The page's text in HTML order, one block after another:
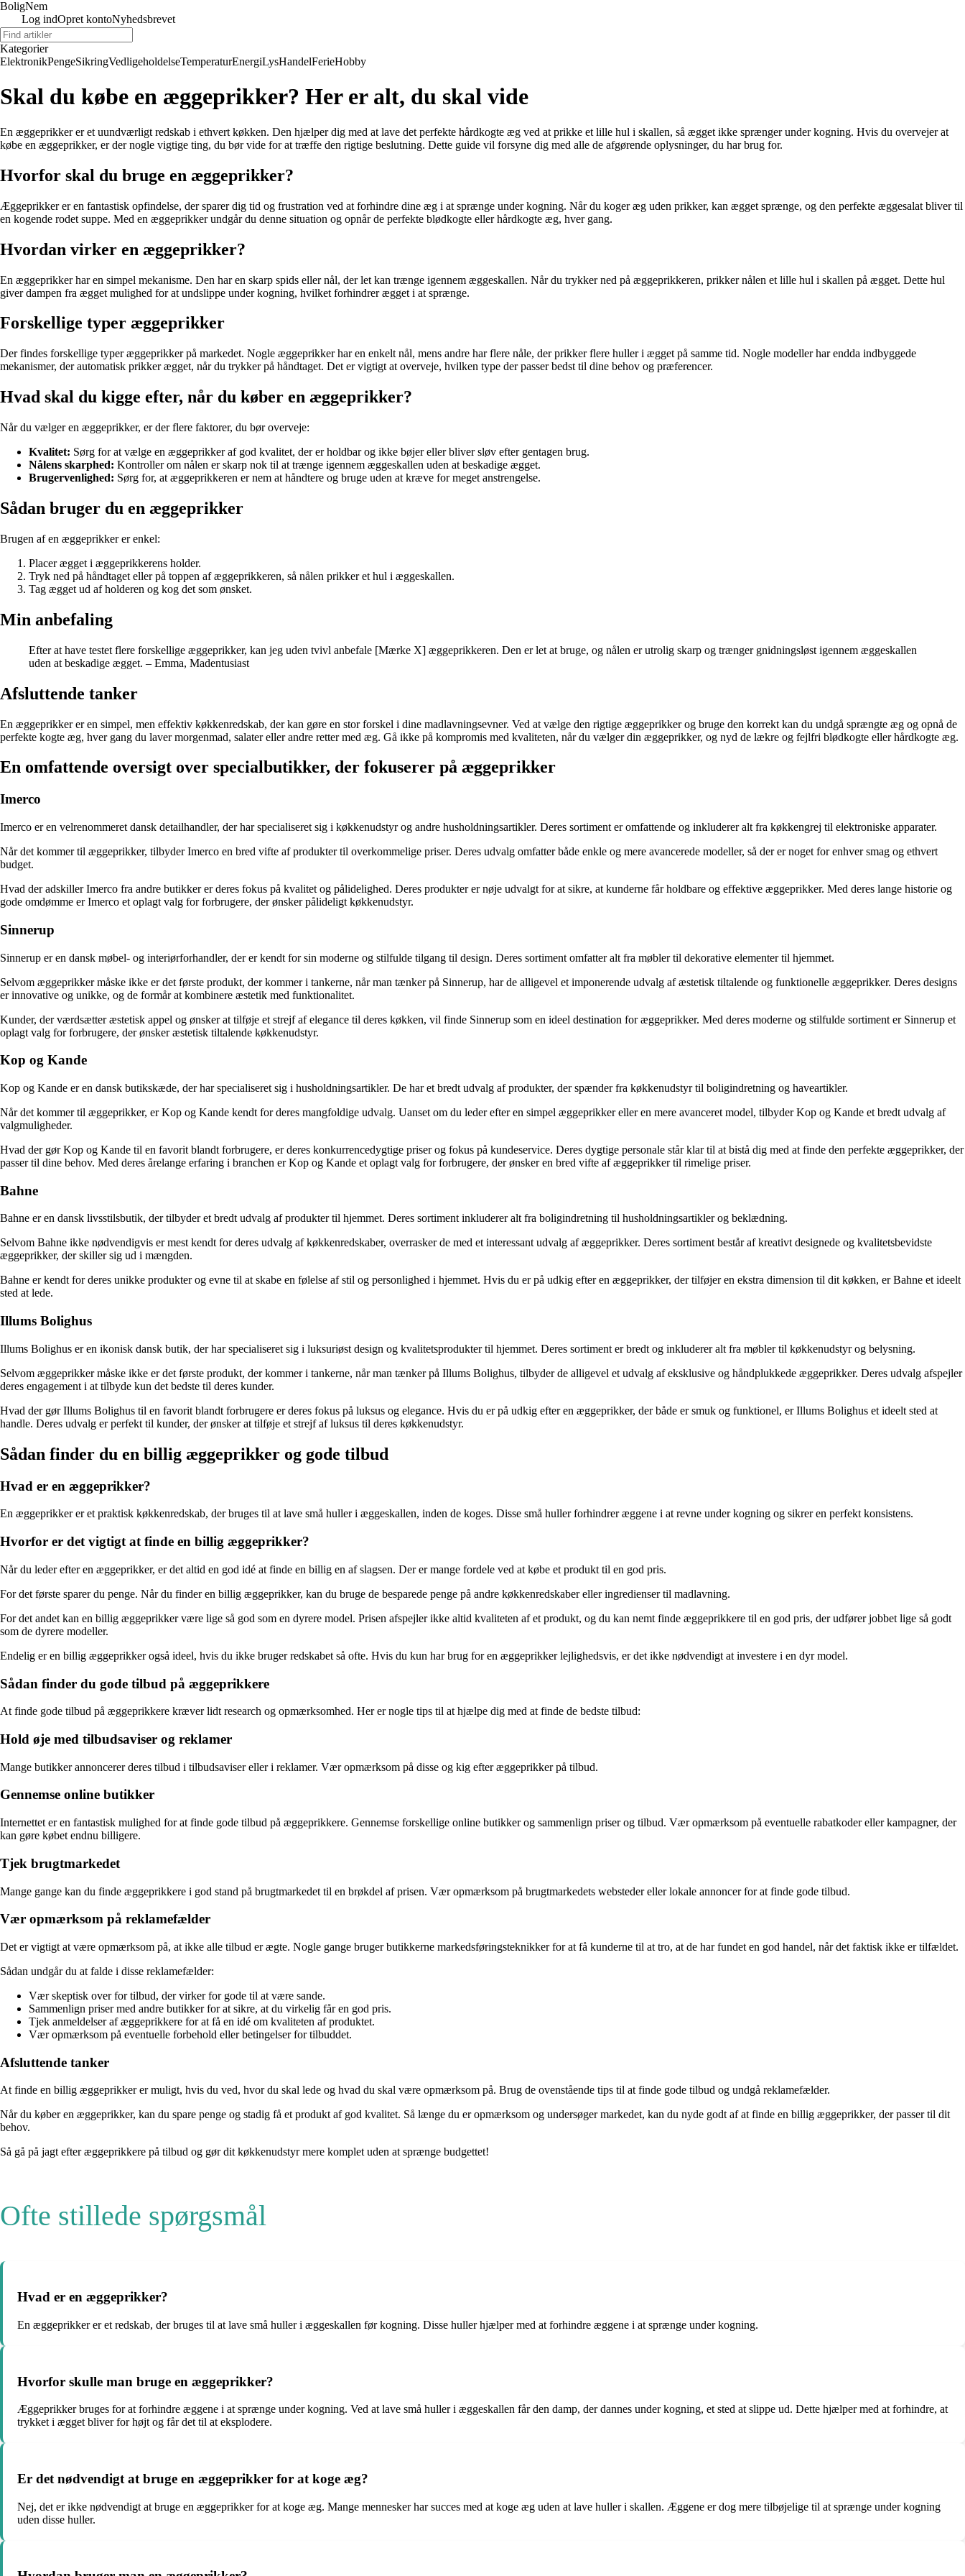
BoligNem
Log indOpret kontoNyhedsbrevet
Kategorier
ElektronikPengeSikringVedligeholdelseTemperaturEnergiLysHandelFerieHobby
Skal du købe en æggeprikker? Her er alt, du skal vide
En æggeprikker er et uundværligt redskab i ethvert køkken. Den hjælper dig med at lave det perfekte hårdkogte æg ved at prikke et lille hul i skallen, så ægget ikke sprænger under kogning. Hvis du overvejer at
købe en æggeprikker, er der nogle vigtige ting, du bør vide for at træffe den rigtige beslutning. Dette guide vil forsyne dig med alle de afgørende oplysninger, du har brug for.
Hvorfor skal du bruge en æggeprikker?
Æggeprikker er en fantastisk opfindelse, der sparer dig tid og frustration ved at forhindre dine æg i at sprænge under kogning. Når du koger æg uden prikker, kan ægget sprænge, og den perfekte æggesalat bliver til
en kogende rodet suppe. Med en æggeprikker undgår du denne situation og opnår de perfekte blødkogte eller hårdkogte æg, hver gang.
Hvordan virker en æggeprikker?
En æggeprikker har en simpel mekanisme. Den har en skarp spids eller nål, der let kan trænge igennem æggeskallen. Når du trykker ned på æggeprikkeren, prikker nålen et lille hul i skallen på ægget. Dette hul
giver dampen fra ægget mulighed for at undslippe under kogning, hvilket forhindrer ægget i at sprænge.
Forskellige typer æggeprikker
Der findes forskellige typer æggeprikker på markedet. Nogle æggeprikker har en enkelt nål, mens andre har flere nåle, der prikker flere huller i ægget på samme tid. Nogle modeller har endda indbyggede
mekanismer, der automatisk prikker ægget, når du trykker på håndtaget. Det er vigtigt at overveje, hvilken type der passer bedst til dine behov og præferencer.
Hvad skal du kigge efter, når du køber en æggeprikker?
Når du vælger en æggeprikker, er der flere faktorer, du bør overveje:
Kvalitet: Sørg for at vælge en æggeprikker af god kvalitet, der er holdbar og ikke bøjer eller bliver sløv efter gentagen brug.
Nålens skarphed: Kontroller om nålen er skarp nok til at trænge igennem æggeskallen uden at beskadige ægget.
Brugervenlighed: Sørg for, at æggeprikkeren er nem at håndtere og bruge uden at kræve for meget anstrengelse.
Sådan bruger du en æggeprikker
Brugen af en æggeprikker er enkel:
Placer ægget i æggeprikkerens holder.
Tryk ned på håndtaget eller på toppen af æggeprikkeren, så nålen prikker et hul i æggeskallen.
Tag ægget ud af holderen og kog det som ønsket.
Min anbefaling
Efter at have testet flere forskellige æggeprikker, kan jeg uden tvivl anbefale [Mærke X] æggeprikkeren. Den er let at bruge, og nålen er utrolig skarp og trænger gnidningsløst igennem æggeskallen
uden at beskadige ægget. – Emma, Madentusiast
Afsluttende tanker
En æggeprikker er en simpel, men effektiv køkkenredskab, der kan gøre en stor forskel i dine madlavningsevner. Ved at vælge den rigtige æggeprikker og bruge den korrekt kan du undgå sprængte æg og opnå de
perfekte kogte æg, hver gang du laver morgenmad, salater eller andre retter med æg. Gå ikke på kompromis med kvaliteten, når du vælger din æggeprikker, og nyd de lækre og fejlfri blødkogte eller hårdkogte æg.
En omfattende oversigt over specialbutikker, der fokuserer på æggeprikker
Imerco
Imerco er en velrenommeret dansk detailhandler, der har specialiseret sig i køkkenudstyr og andre husholdningsartikler. Deres sortiment er omfattende og inkluderer alt fra køkkengrej til elektroniske apparater.
Når det kommer til æggeprikker, tilbyder Imerco en bred vifte af produkter til overkommelige priser. Deres udvalg omfatter både enkle og mere avancerede modeller, så der er noget for enhver smag og ethvert
budget.
Hvad der adskiller Imerco fra andre butikker er deres fokus på kvalitet og pålidelighed. Deres produkter er nøje udvalgt for at sikre, at kunderne får holdbare og effektive æggeprikker. Med deres lange historie og
gode omdømme er Imerco et oplagt valg for forbrugere, der ønsker pålideligt køkkenudstyr.
Sinnerup
Sinnerup er en dansk møbel- og interiørforhandler, der er kendt for sin moderne og stilfulde tilgang til design. Deres sortiment omfatter alt fra møbler til dekorative elementer til hjemmet.
Selvom æggeprikker måske ikke er det første produkt, der kommer i tankerne, når man tænker på Sinnerup, har de alligevel et imponerende udvalg af æstetisk tiltalende og funktionelle æggeprikker. Deres designs
er innovative og unikke, og de formår at kombinere æstetik med funktionalitet.
Kunder, der værdsætter æstetisk appel og ønsker at tilføje et strejf af elegance til deres køkken, vil finde Sinnerup som en ideel destination for æggeprikker. Med deres moderne og stilfulde sortiment er Sinnerup et
oplagt valg for forbrugere, der ønsker æstetisk tiltalende køkkenudstyr.
Kop og Kande
Kop og Kande er en dansk butikskæde, der har specialiseret sig i husholdningsartikler. De har et bredt udvalg af produkter, der spænder fra køkkenudstyr til boligindretning og haveartikler.
Når det kommer til æggeprikker, er Kop og Kande kendt for deres mangfoldige udvalg. Uanset om du leder efter en simpel æggeprikker eller en mere avanceret model, tilbyder Kop og Kande et bredt udvalg af
valgmuligheder.
Hvad der gør Kop og Kande til en favorit blandt forbrugere, er deres konkurrencedygtige priser og fokus på kundeservice. Deres dygtige personale står klar til at bistå dig med at finde den perfekte æggeprikker, der
passer til dine behov. Med deres årelange erfaring i branchen er Kop og Kande et oplagt valg for forbrugere, der ønsker en bred vifte af æggeprikker til rimelige priser.
Bahne
Bahne er en dansk livsstilsbutik, der tilbyder et bredt udvalg af produkter til hjemmet. Deres sortiment inkluderer alt fra boligindretning til husholdningsartikler og beklædning.
Selvom Bahne ikke nødvendigvis er mest kendt for deres udvalg af køkkenredskaber, overrasker de med et interessant udvalg af æggeprikker. Deres sortiment består af kreativt designede og kvalitetsbevidste
æggeprikker, der skiller sig ud i mængden.
Bahne er kendt for deres unikke produkter og evne til at skabe en følelse af stil og personlighed i hjemmet. Hvis du er på udkig efter en æggeprikker, der tilføjer en ekstra dimension til dit køkken, er Bahne et ideelt
sted at lede.
Illums Bolighus
Illums Bolighus er en ikonisk dansk butik, der har specialiseret sig i luksuriøst design og kvalitetsprodukter til hjemmet. Deres sortiment er bredt og inkluderer alt fra møbler til køkkenudstyr og belysning.
Selvom æggeprikker måske ikke er det første produkt, der kommer i tankerne, når man tænker på Illums Bolighus, tilbyder de alligevel et udvalg af eksklusive og håndplukkede æggeprikker. Deres udvalg afspejler
deres engagement i at tilbyde kun det bedste til deres kunder.
Hvad der gør Illums Bolighus til en favorit blandt forbrugere er deres fokus på luksus og elegance. Hvis du er på udkig efter en æggeprikker, der både er smuk og funktionel, er Illums Bolighus et ideelt sted at
handle. Deres udvalg er perfekt til kunder, der ønsker at tilføje et strejf af luksus til deres køkkenudstyr.
Sådan finder du en billig æggeprikker og gode tilbud
Hvad er en æggeprikker?
En æggeprikker er et praktisk køkkenredskab, der bruges til at lave små huller i æggeskallen, inden de koges. Disse små huller forhindrer æggene i at revne under kogning og sikrer en perfekt konsistens.
Hvorfor er det vigtigt at finde en billig æggeprikker?
Når du leder efter en æggeprikker, er det altid en god idé at finde en billig en af slagsen. Der er mange fordele ved at købe et produkt til en god pris.
For det første sparer du penge. Når du finder en billig æggeprikker, kan du bruge de besparede penge på andre køkkenredskaber eller ingredienser til madlavning.
For det andet kan en billig æggeprikker være lige så god som en dyrere model. Prisen afspejler ikke altid kvaliteten af et produkt, og du kan nemt finde æggeprikkere til en god pris, der udfører jobbet lige så godt
som de dyrere modeller.
Endelig er en billig æggeprikker også ideel, hvis du ikke bruger redskabet så ofte. Hvis du kun har brug for en æggeprikker lejlighedsvis, er det ikke nødvendigt at investere i en dyr model.
Sådan finder du gode tilbud på æggeprikkere
At finde gode tilbud på æggeprikkere kræver lidt research og opmærksomhed. Her er nogle tips til at hjælpe dig med at finde de bedste tilbud:
Hold øje med tilbudsaviser og reklamer
Mange butikker annoncerer deres tilbud i tilbudsaviser eller i reklamer. Vær opmærksom på disse og kig efter æggeprikker på tilbud.
Gennemse online butikker
Internettet er en fantastisk mulighed for at finde gode tilbud på æggeprikkere. Gennemse forskellige online butikker og sammenlign priser og tilbud. Vær opmærksom på eventuelle rabatkoder eller kampagner, der
kan gøre købet endnu billigere.
Tjek brugtmarkedet
Mange gange kan du finde æggeprikkere i god stand på brugtmarkedet til en brøkdel af prisen. Vær opmærksom på brugtmarkedets websteder eller lokale annoncer for at finde gode tilbud.
Vær opmærksom på reklamefælder
Det er vigtigt at være opmærksom på, at ikke alle tilbud er ægte. Nogle gange bruger butikkerne markedsføringsteknikker for at få kunderne til at tro, at de har fundet en god handel, når det faktisk ikke er tilfældet.
Sådan undgår du at falde i disse reklamefælder:
Vær skeptisk over for tilbud, der virker for gode til at være sande.
Sammenlign priser med andre butikker for at sikre, at du virkelig får en god pris.
Tjek anmeldelser af æggeprikkere for at få en idé om kvaliteten af produktet.
Vær opmærksom på eventuelle forbehold eller betingelser for tilbuddet.
Afsluttende tanker
At finde en billig æggeprikker er muligt, hvis du ved, hvor du skal lede og hvad du skal være opmærksom på. Brug de ovenstående tips til at finde gode tilbud og undgå reklamefælder.
Når du køber en æggeprikker, kan du spare penge og stadig få et produkt af god kvalitet. Så længe du er opmærksom og undersøger markedet, kan du nyde godt af at finde en billig æggeprikker, der passer til dit
behov.
Så gå på jagt efter æggeprikkere på tilbud og gør dit køkkenudstyr mere komplet uden at sprænge budgettet!
Ofte stillede spørgsmål
Hvad er en æggeprikker?
En æggeprikker er et redskab, der bruges til at lave små huller i æggeskallen før kogning. Disse huller hjælper med at forhindre æggene i at sprænge under kogning.
Hvorfor skulle man bruge en æggeprikker?
Æggeprikker bruges for at forhindre æggene i at sprænge under kogning. Ved at lave små huller i æggeskallen får den damp, der dannes under kogning, et sted at slippe ud. Dette hjælper med at forhindre, at
trykket i ægget bliver for højt og får det til at eksplodere.
Er det nødvendigt at bruge en æggeprikker for at koge æg?
Nej, det er ikke nødvendigt at bruge en æggeprikker for at koge æg. Mange mennesker har succes med at koge æg uden at lave huller i skallen. Æggene er dog mere tilbøjelige til at sprænge under kogning
uden disse huller.